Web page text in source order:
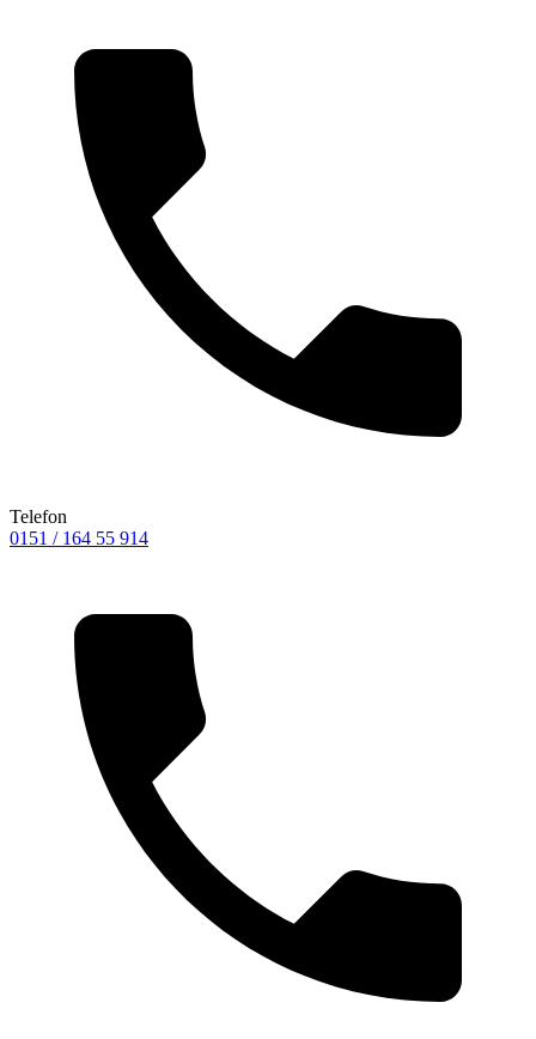
Telefon
0151 / 164 55 914